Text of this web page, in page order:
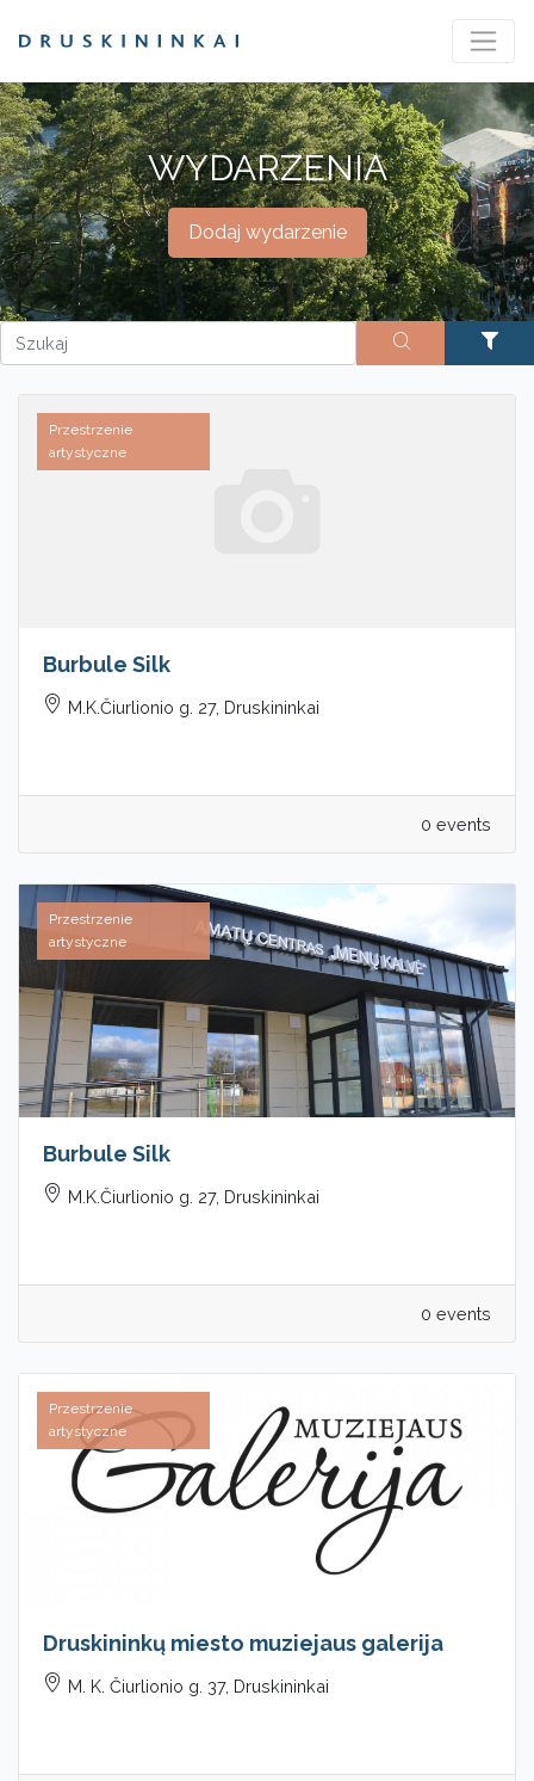
WYDARZENIA
Dodaj wydarzenie
Przestrzenie
artystyczne
Burbule Silk
M.K.Čiurlionio g. 27, Druskininkai
0 events
Przestrzenie
artystyczne
Burbule Silk
M.K.Čiurlionio g. 27, Druskininkai
0 events
Przestrzenie
artystyczne
Druskininkų miesto muziejaus galerija
M. K. Čiurlionio g. 37, Druskininkai